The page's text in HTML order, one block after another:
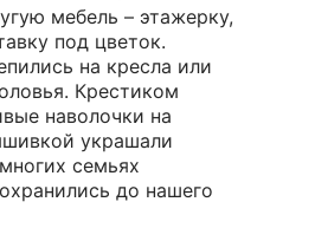
мебель – этажерку,
под цветок.
на кресла или
Крестиком
наволочки на
украшали
семьях
до нашего